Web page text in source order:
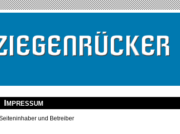
Impressum
und Betreiber